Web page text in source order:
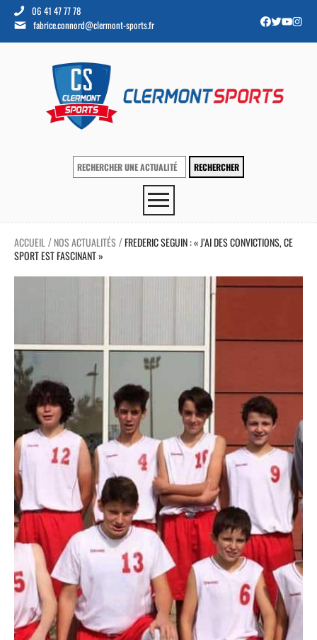
06 41 47 77 78
fabrice.connord@clermont-sports.fr
ACCUEIL / NOS ACTUALITÉS /FREDERIC SEGUIN : « J’AI DES CONVICTIONS, CE
SPORT EST FASCINANT »